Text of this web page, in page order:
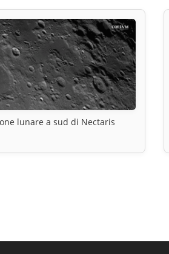
lunare a sud di Nectaris